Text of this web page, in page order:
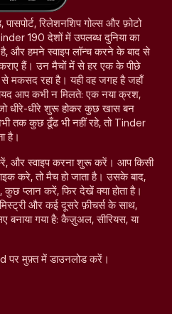
रिलेशनशिप गोल्स और फ़ोटो
190 देशों में उपलब्ध दुनिया का
और हमने स्वाइप लॉन्च करने के बाद से
हैं। उन मैचों में से हर एक के पीछे
मकसद रहा है। यही वह जगह है जहाँ
आप कभी न मिलते: एक नया क्रश,
जो धीरे-धीरे शुरू होकर कुछ खास बन
तक कुछ ढूँढ भी नहीं रहे, तो Tinder
है।
और स्वाइप करना शुरू करें। आप किसी
करे, तो मैच हो जाता है। उसके बाद,
प्लान करें, फिर देखें क्या होता है।
और कई दूसरे फ़ीचर्स के साथ,
गया है: कैज़ुअल, सीरियस, या
पर मुफ़्त में डाउनलोड करें।